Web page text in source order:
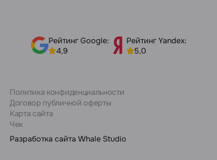
Рейтинг Google:
4,9
Рейтинг Yandex:
5,0
Политика конфиденциальности
Договор публичной оферты
Карта сайта
Чек
Разработка сайта Whale Studio